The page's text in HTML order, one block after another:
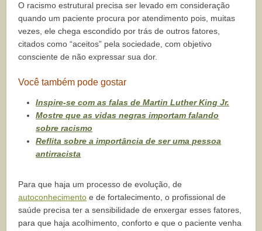
O racismo estrutural precisa ser levado em consideração
quando um paciente procura por atendimento pois, muitas
vezes, ele chega escondido por trás de outros fatores,
citados como “aceitos” pela sociedade, com objetivo
consciente de não expressar sua dor.
Você também pode gostar
Inspire-se com as falas de Martin Luther King Jr.
Mostre que as vidas negras importam falando
sobre racismo
Reflita sobre a importância de ser uma pessoa
antirracista
Para que haja um processo de evolução, de
autoconhecimento e de fortalecimento, o profissional de
saúde precisa ter a sensibilidade de enxergar esses fatores,
para que haja acolhimento, conforto e que o paciente venha